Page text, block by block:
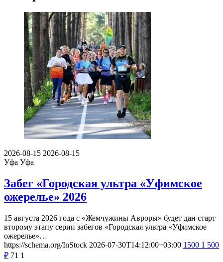
2026-08-15 2026-08-15
Уфа Уфа
Забег «Городская ультра «Уфимское
ожерелье» 2026
15 августа 2026 года с «Жемчужины Авроры» будет дан старт
второму этапу серии забегов «Городская ультра «Уфимское
ожерелье»…
https://schema.org/InStock 2026-07-30T14:12:00+03:00 1500 1 500
₽ 71 1